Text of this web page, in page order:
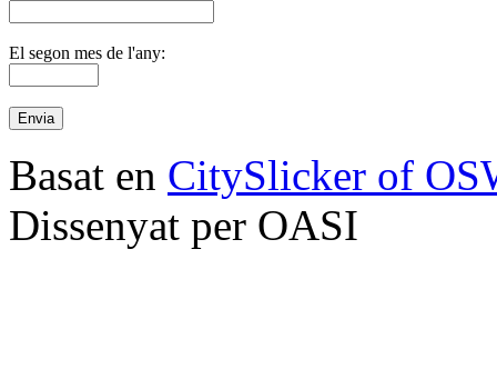
El segon mes de l'any:
Basat en CitySlicker of
Dissenyat per OASI